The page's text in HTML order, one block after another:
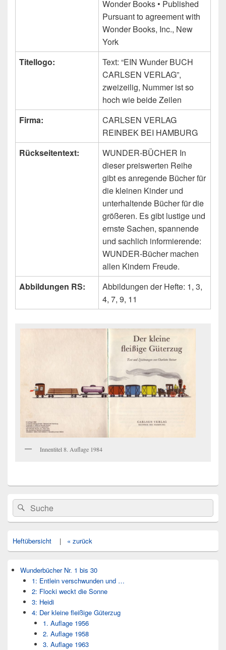
Wonder Books • Published
Pursuant to agreement with
Wonder Books, Inc., New
York
Titellogo:
Text: “EIN Wunder BUCH
CARLSEN VERLAG”,
zweizeilig, Nummer ist so
hoch wie beide Zeilen
Firma:
CARLSEN VERLAG
REINBEK BEI HAMBURG
Rückseitentext:
WUNDER-BÜCHER In
dieser preiswerten Reihe
gibt es anregende Bücher für
die kleinen Kinder und
unterhaltende Bücher für die
größeren. Es gibt lustige und
ernste Sachen, spannende
und sachlich informierende:
WUNDER-Bücher machen
allen Kindern Freude.
Abbildungen RS:
Abbildungen der Hefte: 1, 3,
4, 7, 9, 11
Innentitel 8. Auflage 1984
Primärer
Seitenleisten
Widget-
Bereich
Search
for:
Suche
Heftübersicht | « zurück
Wunderbücher Nr. 1 bis 30
1: Entlein verschwunden und …
2: Flocki weckt die Sonne
3: Heidi
4: Der kleine fleißige Güterzug
1. Auflage 1956
2. Auflage 1958
3. Auflage 1963